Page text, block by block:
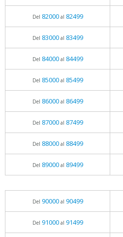
Del 82000al 82499
Del 83000al 83499
Del 84000al 84499
Del 85000al 85499
Del 86000al 86499
Del 87000al 87499
Del 88000al 88499
Del 89000al 89499
Del 90000al 90499
Del 91000al 91499